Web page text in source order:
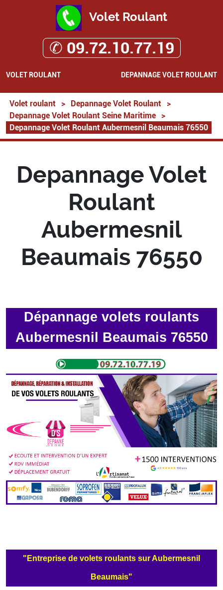
Volet Roulant
✆ 09.72.10.77.19
VOLET ROULANT DEPANNAGE VOLET ROULANT
Volet roulant > Depannage Volet Roulant
>
Depannage Volet Roulant Seine Maritime
>
Depannage Volet Roulant Aubermesnil Beaumais 76550
Depannage Volet
Roulant
Aubermesnil
Beaumais 76550
Dépannage volets roulants
Aubermesnil Beaumais 76550
"Entreprise de volets roulants sur Aubermesnil
Beaumais"